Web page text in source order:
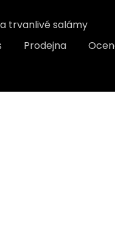
trvanlivé salámy
Prodejna